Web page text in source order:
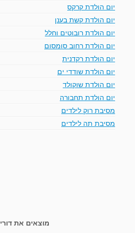
יום הולדת קרקס
יום הולדת קשת בענן
יום הולדת רובוטים וחלל
יום הולדת רחוב סומסום
יום הולדת רקדנית
יום הולדת שודדי ים
יום הולדת שוקולד
יום הולדת תחבורה
מסיבת רוק לילדים
מסיבת תה לילדים
מוצאים את דורי